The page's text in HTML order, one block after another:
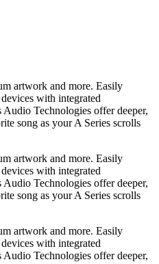
artwork and more. Easily
with integrated
Technologies offer deeper,
song as your A Series scrolls
artwork and more. Easily
with integrated
Technologies offer deeper,
song as your A Series scrolls
artwork and more. Easily
with integrated
Technologies offer deeper,